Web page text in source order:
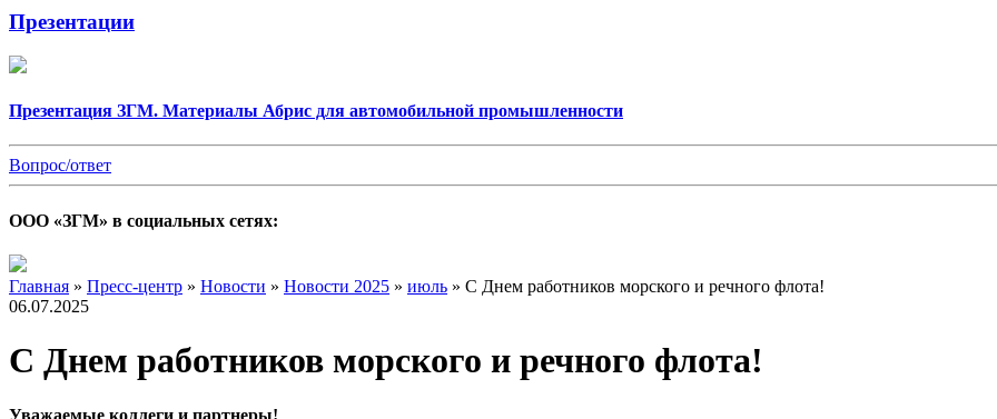
Презентации
Презентация ЗГМ. Материалы Абрис для автомобильной промышленности
Вопрос/ответ
ООО «ЗГМ» в социальных сетях:
Главная » Пресс-центр » Новости » Новости 2025 » июль » С Днем работников морского и речного флота!
06.07.2025
С Днем работников морского и речного флота!
Уважаемые коллеги и партнеры!